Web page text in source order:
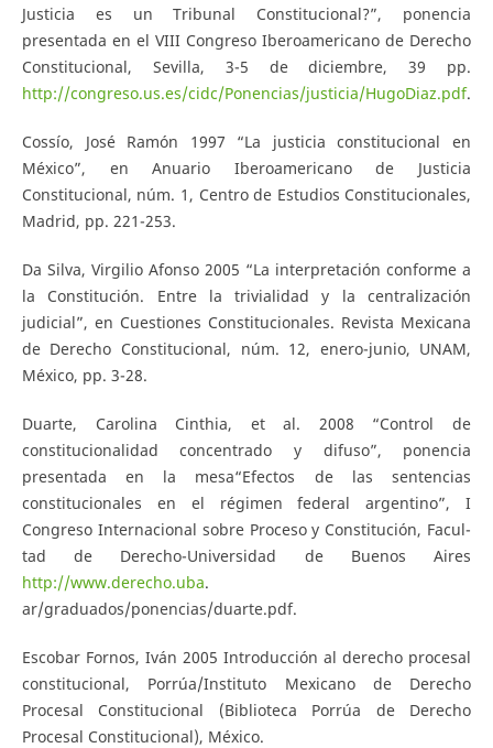
Justicia es un Tribunal Constitucional?”, ponencia
presentada en el VIII Congreso Iberoamericano de Derecho
Constitucional, Sevilla, 3-5 de diciembre, 39 pp.
http://congreso.us.es/cidc/Ponencias/justicia/HugoDiaz.pdf.
Cossío, José Ramón 1997 “La justicia constitucional en
México”, en Anuario Iberoamericano de Justicia
Constitucional, núm. 1, Centro de Estudios Constitucionales,
Madrid, pp. 221-253.
Da Silva, Virgilio Afonso 2005 “La interpretación conforme a
la Constitución. Entre la trivialidad y la centralización
judicial”, en Cuestiones Constitucionales. Revista Mexicana
de Derecho Constitucional, núm. 12, enero-junio, UNAM,
México, pp. 3-28.
Duarte, Carolina Cinthia, et al. 2008 “Control de
constitucionalidad concentrado y difuso”, ponencia
presentada en la mesa“Efectos de las sentencias
constitucionales en el régimen federal argentino”, I
Congreso Internacional sobre Proceso y Constitución, Facul-
tad de Derecho-Universidad de Buenos Aires
http://www.derecho.uba.
ar/graduados/ponencias/duarte.pdf.
Escobar Fornos, Iván 2005 Introducción al derecho procesal
constitucional, Porrúa/Instituto Mexicano de Derecho
Procesal Constitucional (Biblioteca Porrúa de Derecho
Procesal Constitucional), México.